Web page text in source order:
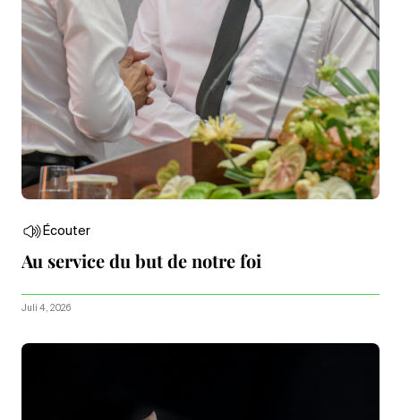
Écouter
Au service du but de notre foi
Juli 4, 2026